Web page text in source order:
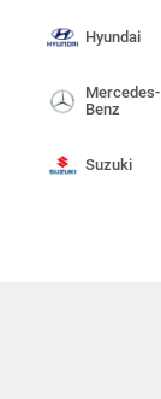
Hyundai
Mercedes-
Benz
Suzuki